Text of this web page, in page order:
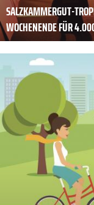
SALZKAMMERGUT-
WOCHENENDE FÜR